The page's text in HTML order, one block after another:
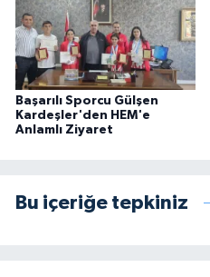
Başarılı Sporcu Gülşen
Kardeşler'den HEM'e
Anlamlı Ziyaret
Bu içeriğe tepkiniz